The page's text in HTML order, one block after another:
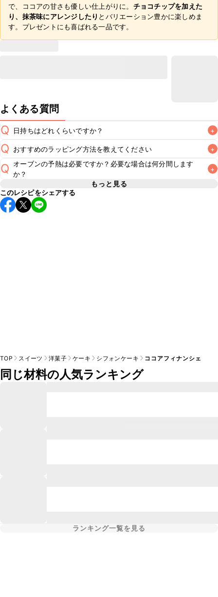
で、ココアの甘さも優しい仕上がりに。 チョコチップを加えた
り、抹茶味にアレンジしたり とバリエーション豊かに楽しめま
す。プレゼントにも喜ばれる一品です。
よくある質問
Q 日持ちはどれくらいですか？ +
A
常温保存で2~3日が目安です。なるべくお早めにお召し上が
Q おすすめのラッピング方法を教えてください +
A こちら
ピング方法をお試しください。
Q オーブンの予熱は必要ですか？必要な場合は何分間します
か？
+
A
レシピでは180℃に予熱したオーブンで焼き上げています。
オーブンに予熱機能がある場合はそちらを使用してくださ
い。予熱機能がない場合はレシピの温度に設定し、10分程空
もっと見る
このレシピをシェアする
TOP スイーツ 洋菓子 ケーキ シフォンケーキ ココアフィナンシェ
同じ材料の人気ランキング
ランキング一覧を見る